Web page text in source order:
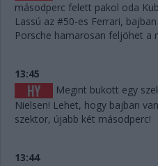
másodperc felett pakol oda
Lassú az #50-es Ferrari,
Porsche hamarosan feljöhet a
13:45
Megint bukott egy
Nielsen! Lehet, hogy bajban
szektor, újabb két másodperc!
13:44